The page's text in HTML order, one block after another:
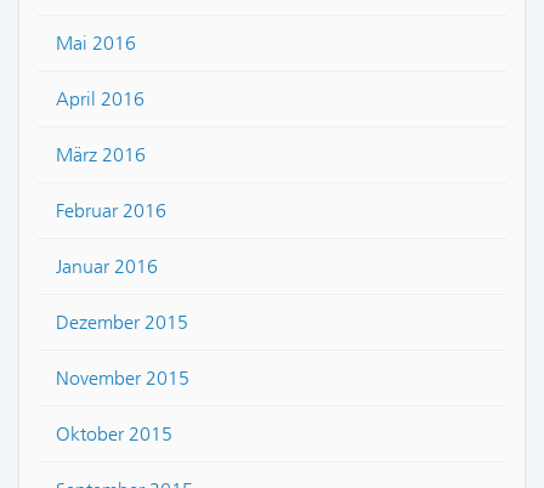
Mai 2016
April 2016
März 2016
Februar 2016
Januar 2016
Dezember 2015
November 2015
Oktober 2015